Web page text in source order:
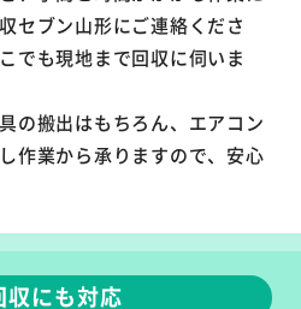
セブン山形にご連絡くださ
でも現地まで回収に伺いま
の搬出はもちろん、エアコン
作業から承りますので、安心
収にも対応